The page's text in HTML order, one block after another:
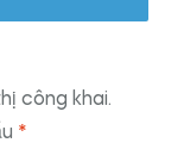
công khai.
*